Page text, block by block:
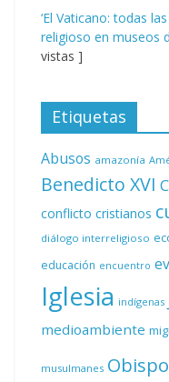
‘El Vaticano: todas
religioso en museos
vistas ]
Etiquetas
Abusos amazonía
Benedicto XVI
conflicto cristianos
diálogo interreligioso
educación encuentro
Iglesia indígenas
medioambiente
musulmanes